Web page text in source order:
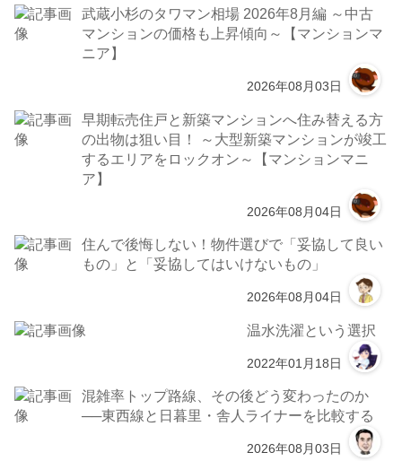
武蔵小杉のタワマン相場 2026年8月編 ～中古
マンションの価格も上昇傾向～【マンションマ
ニア】
2026年08月03日
早期転売住戸と新築マンションへ住み替える方
の出物は狙い目！ ～大型新築マンションが竣工
するエリアをロックオン～【マンションマニ
ア】
2026年08月04日
住んで後悔しない！物件選びで「妥協して良い
もの」と「妥協してはいけないもの」
2026年08月04日
温水洗濯という選択
2022年01月18日
混雑率トップ路線、その後どう変わったのか
──東西線と日暮里・舎人ライナーを比較する
2026年08月03日